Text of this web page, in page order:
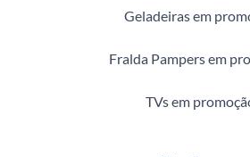
Geladeiras em
Fralda Pampers em
TVs em